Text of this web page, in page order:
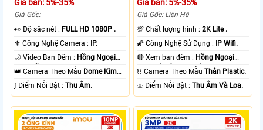
Giá bán: 5%-35%
Giá Gốc:
️👀 Độ sắc nét : FULL HD 1080P .
⚜️ Công Nghệ Camera :
IP.
🌙 Video Ban Đêm : Hồng Ngoại
10m Hồng Ngoại SMD.
👑 Camera Theo Mẫu Dome Kim
loại + Nhựa.
️ƒ Điểm Nỗi Bật :Thu Âm.
Giá bán: 5%-35%
Giá Gốc: Liên Hệ
💯 Chất lượng hình :2K Lite .
🌠 Công Nghệ Sử Dụng :
IP Wifi.
🔴 Xem ban đêm : Hồng Ngoại
15m Có Màu Ban Ðêm.
⛓ Camera Theo MẫuThân Plastic.
️☣️ Điểm Nỗi Bật :Thu Âm Và Loa.